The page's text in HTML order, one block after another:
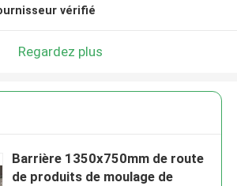
vérifié
Regardez plus
Barrière 1350x750mm de route
de produits de moulage de